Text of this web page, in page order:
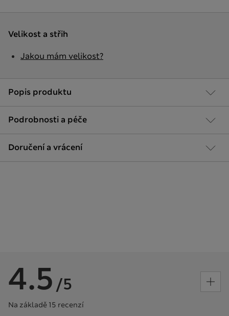
Popis produktu
Podrobnosti a péče
Doručení a vrácení
Velikost a střih
Jakou mám velikost?
4.5 /5
Na základě 15 recenzí